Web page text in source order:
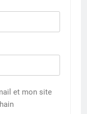
et mon site